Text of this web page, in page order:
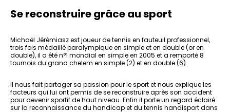
Se reconstruire grâce au sport
Michaël Jérémiasz est joueur de tennis en fauteuil professionnel,
trois fois médaillé paralympique en simple et en double (or en
double), il a été n°1 mondial en simple en 2005 et a remporté 8
tournois du grand chelem en simple (2) et en double (6).
Il nous fait partager sa passion pour le sport et nous explique les
facteurs qui lui ont permis de se reconstruire après son accident
pour devenir sportif de haut niveau. Enfin il porte un regard éclairé
sur la reconnaissance du handicap et du tennis handisport dans